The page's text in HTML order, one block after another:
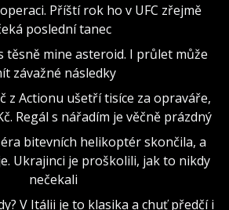
Příští rok ho v UFC zřejmě
poslední tanec
těsně mine asteroid. I průlet může
závažné následky
z Actionu ušetří tisíce za opraváře,
Regál s nářadím je věčně prázdný
bitevních helikoptér skončila, a
Ukrajinci je proškolili, jak to nikdy
nečekali
V Itálii je to klasika a chuť předčí i